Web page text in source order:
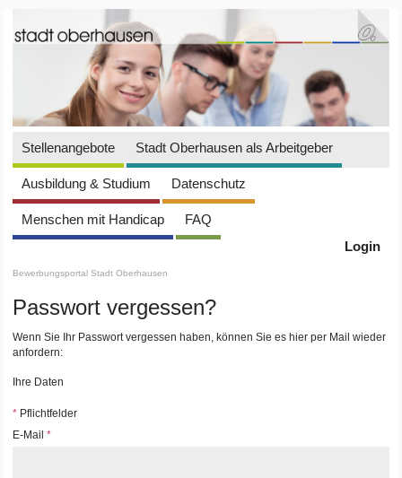
Stellenangebote Stadt Oberhausen als Arbeitgeber
Ausbildung & Studium Datenschutz
Menschen mit Handicap
FAQ
Login
Bewerbungsportal Stadt Oberhausen
Passwort vergessen?
Wenn Sie Ihr Passwort vergessen haben, können Sie es hier per Mail wieder
anfordern:
Ihre Daten
* Pflichtfelder
E-Mail*